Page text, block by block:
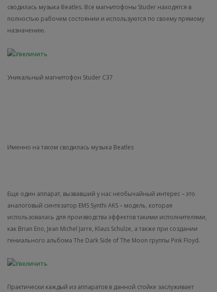
сводилась музыка Beatles. Все магнитофоны Studer находятся в
полностью рабочем состоянии и используются по своему прямому
назначению.
Уникальный магнитофон Studer C37
Именно на таком сводилась музыка Beatles
Еще один аппарат, вызвавший у нас необычайный интерес – это
аналоговый синтезатор EMS Synthi AKS – модель, которая
использовалась для производства эффектов такими исполнителями,
как Brian Eno, Jean Michel Jarre, Klaus Schulze, а также при создании
гениального альбома The Dark Side of The Moon группы Pink Floyd.
Практически каждый из аппаратов в данной стойке заслуживает